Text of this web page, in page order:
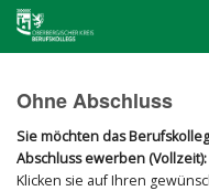
Berufskollegs
BerufsFinder
Ohne Abschluss
Sie möchten das
Abschluss ewerben (Vollzeit):
Klicken sie auf Ihren